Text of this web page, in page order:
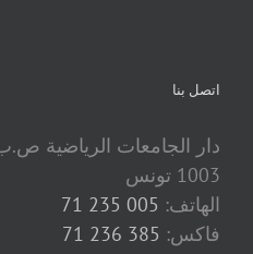
اتصل بنا
1003 تونس
الهاتف: 005 235 71
فاكس: 385 236 71